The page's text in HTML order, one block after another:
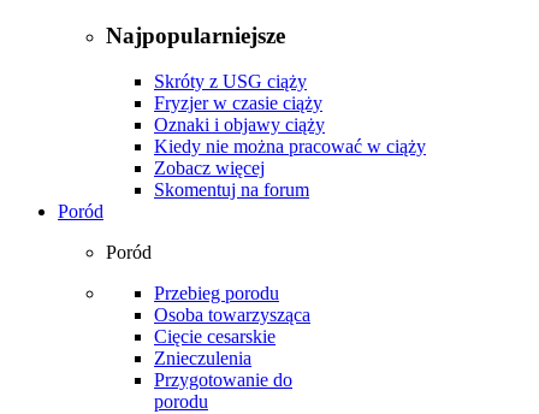
Najpopularniejsze
Skróty z USG ciąży
Fryzjer w czasie ciąży
Oznaki i objawy ciąży
Kiedy nie można pracować w ciąży
Zobacz więcej
Skomentuj na forum
Poród
Poród
Przebieg porodu
Osoba towarzysząca
Cięcie cesarskie
Znieczulenia
Przygotowanie do
porodu